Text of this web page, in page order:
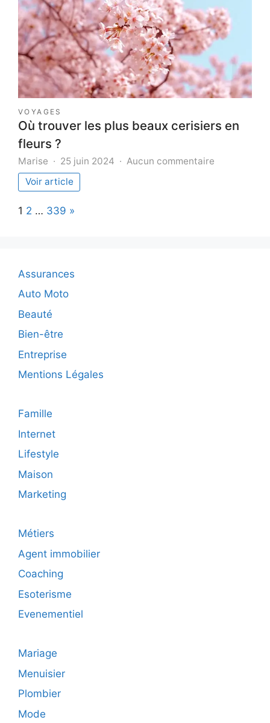
VOYAGES
Où trouver les plus beaux cerisiers en
fleurs ?
Marise 25 juin 2024 Aucun commentaire
Voir article
Page:
1 2 … 339 Next
»
Assurances
Auto Moto
Beauté
Bien-être
Entreprise
Mentions Légales
Famille
Internet
Lifestyle
Maison
Marketing
Métiers
Agent immobilier
Coaching
Esoterisme
Evenementiel
Mariage
Menuisier
Plombier
Mode